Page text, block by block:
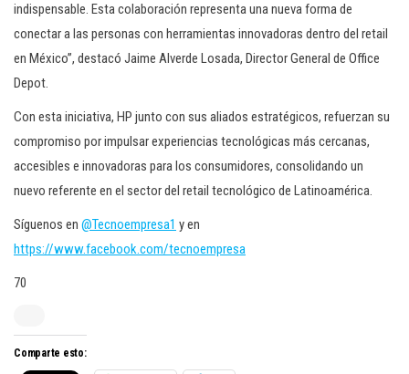
indispensable. Esta colaboración representa una nueva forma de
conectar a las personas con herramientas innovadoras dentro del retail
en México”, destacó Jaime Alverde Losada, Director General de Office
Depot.
Con esta iniciativa, HP junto con sus aliados estratégicos, refuerzan su
compromiso por impulsar experiencias tecnológicas más cercanas,
accesibles e innovadoras para los consumidores, consolidando un
nuevo referente en el sector del retail tecnológico de Latinoamérica.
Síguenos en @Tecnoempresa1 y en
https://www.facebook.com/tecnoempresa
70
Comparte esto: